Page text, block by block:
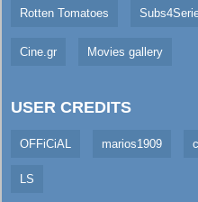
Rotten Tomatoes
Cine.gr Movies gallery
USER CREDITS
OFFiCiAL marios1909
LS